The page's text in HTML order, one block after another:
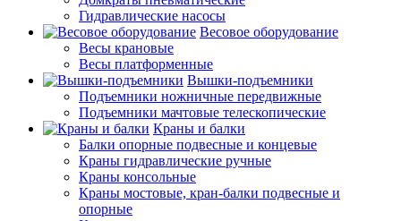
Гидравлические насосы
Весовое оборудование
Весы крановые
Весы платформенные
Вышки-подъемники
Подъемники ножничные передвижные
Подъемники мачтовые телескопические
Краны и балки
Балки опорные подвесные и концевые
Краны гидравлические ручные
Краны консольные
Краны мостовые, кран-балки подвесные и
опорные